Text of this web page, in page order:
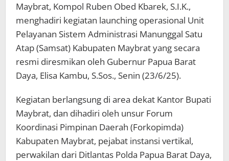
Maybrat, Kompol Ruben Obed Kbarek, S.I.K.,
menghadiri kegiatan launching operasional Unit
Pelayanan Sistem Administrasi Manunggal Satu
Atap (Samsat) Kabupaten Maybrat yang secara
resmi diresmikan oleh Gubernur Papua Barat
Daya, Elisa Kambu, S.Sos., Senin (23/6/25).
Kegiatan berlangsung di area dekat Kantor Bupati
Maybrat, dan dihadiri oleh unsur Forum
Koordinasi Pimpinan Daerah (Forkopimda)
Kabupaten Maybrat, pejabat instansi vertikal,
perwakilan dari Ditlantas Polda Papua Barat Daya,